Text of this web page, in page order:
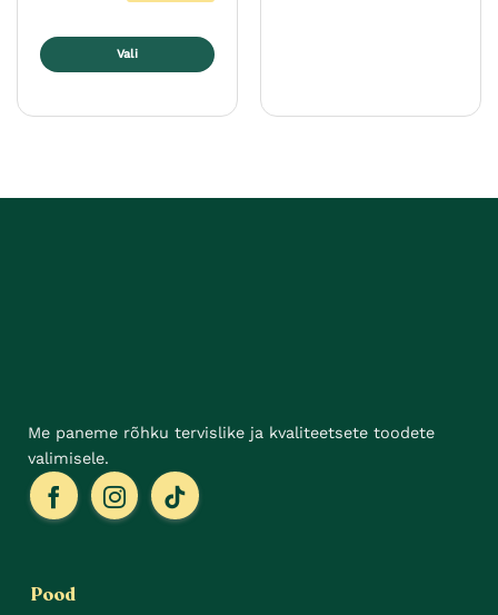
Vali
Valikuid
Me paneme rõhku tervislike ja kvaliteetsete toodete
valimisele.
Pood